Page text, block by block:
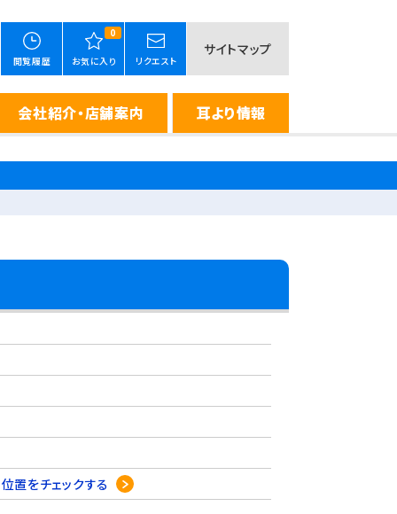
閲覧履歴
0
お気に入り リクエスト
サイトマップ
会社紹介・店舗案内 耳より情報
位置をチェックする